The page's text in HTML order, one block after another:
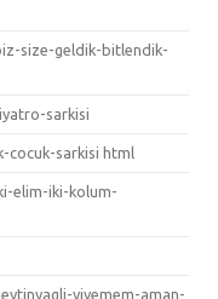
size-geldik-bitlendik-
sarkisi
cocuk-sarkisi html
elim-iki-kolum-
yiyemem-aman-